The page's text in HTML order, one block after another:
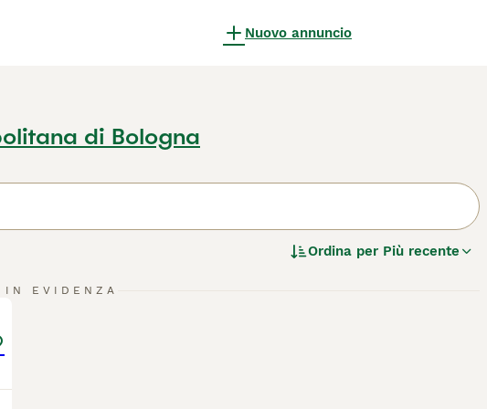
Nuovo annuncio
di Bologna
Ordina per Più recente
IN EVIDENZA